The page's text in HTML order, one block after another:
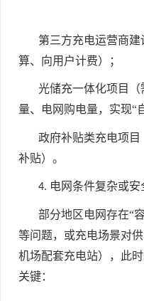
第三方充电运营商
算、向用户计费）；
光储充一体化项目（
量、电网购电量，实现“
政府补贴类充电项
补贴）。
4. 电网条件复杂或
部分地区电网存在“
等问题，或充电场景对
机场配套充电站），此
关键：